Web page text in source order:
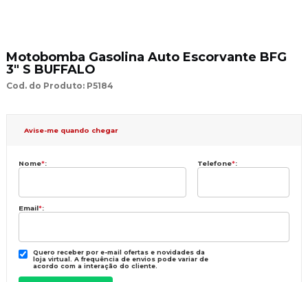
Motobomba Gasolina Auto Escorvante BFG
3" S BUFFALO
Cod. do Produto: P5184
Avise-me quando chegar
Nome*: Telefone*:
Email*:
Quero receber por e-mail ofertas e novidades da
loja virtual. A frequência de envios pode variar de
acordo com a interação do cliente.